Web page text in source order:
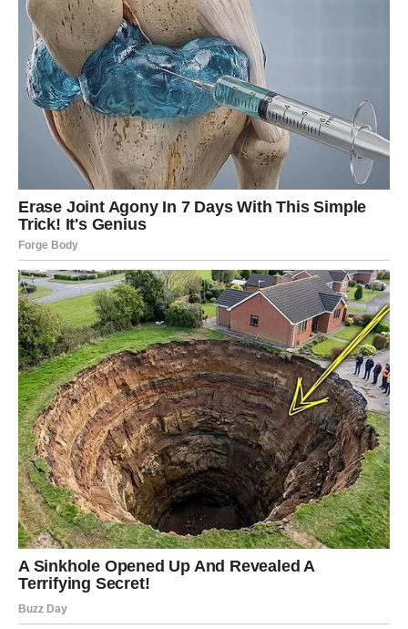
emocije i teško zaboravljaju događaje koji su ih povrijedili.
Upravo zbog toga često ostaju vezani za prošlost i uspomene
koje ih opterećuju.
Prema njenom vjerovanju, najveći problem Rakova jeste
stalno vraćanje na stare događaje, razočaranja i izgubljene
odnose. Umjesto da gledaju prema budućnosti, oni često
analiziraju ono što više ne mogu promijeniti. Takvo razmišljanje
može ih učiniti nesigurnima i usporiti njihov napredak u životu.
Baba Vanga smatrala je da Rakovi mogu pronaći sreću tek
kada nauče otpustiti prošlost i više vjerovati budućnosti.
Savjetovala im je da se okruže pozitivnim ljudima, razvijaju
optimizam i ne dozvole emocijama da upravljaju svakom
odlukom.
Kada pronađu unutrašnji mir, Rakovi mogu postati veoma
stabilni, snažni i uspješni ljudi.